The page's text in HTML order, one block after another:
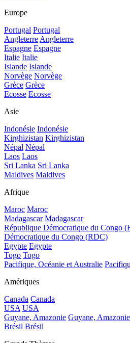
Europe
Portugal Portugal
Angleterre Angleterre
Espagne Espagne
Italie Italie
Islande Islande
Norvège Norvège
Grèce Grèce
Ecosse Ecosse
Asie
Indonésie Indonésie
Kirghizistan Kirghizistan
Népal Népal
Laos Laos
Sri Lanka Sri Lanka
Maldives Maldives
Afrique
Maroc Maroc
Madagascar Madagascar
République Démocratique du Congo
Démocratique du Congo (RDC)
Egypte Egypte
Togo Togo
Pacifique, Océanie et Australie
Amériques
Canada Canada
USA USA
Guyane, Amazonie Guyane, Amazonie
Brésil Brésil